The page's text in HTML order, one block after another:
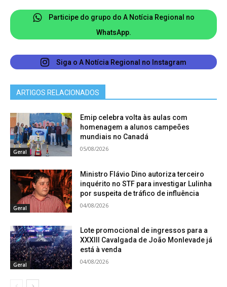
Participe do grupo do A Notícia Regional no
WhatsApp.
Siga o A Notícia Regional no Instagram
ARTIGOS RELACIONADOS
Geral
Emip celebra volta às aulas com
homenagem a alunos campeões
mundiais no Canadá
05/08/2026
Geral
Ministro Flávio Dino autoriza terceiro
inquérito no STF para investigar Lulinha
por suspeita de tráfico de influência
04/08/2026
Geral
Lote promocional de ingressos para a
XXXIII Cavalgada de João Monlevade já
está à venda
04/08/2026